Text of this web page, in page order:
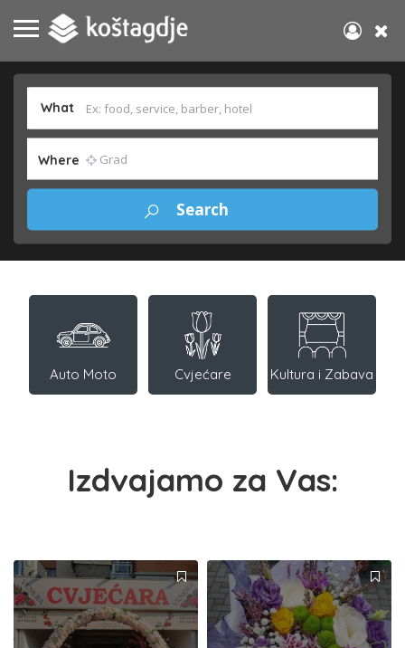
What
Where
Auto Moto Cvjećare Kultura i Zabava
Izdvajamo za Vas: